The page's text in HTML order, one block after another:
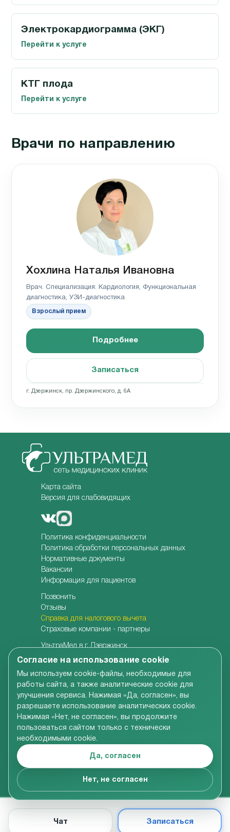
Согласие на использование cookie
Мы используем cookie-файлы, необходимые для
работы сайта, а также аналитические cookie для
улучшения сервиса. Нажимая «Да, согласен», вы
разрешаете использование аналитических cookie.
Нажимая «Нет, не согласен», вы продолжите
пользоваться сайтом только с технически
необходимыми cookie.
Да, согласен
Нет, не согласен
Электрокардиограмма (ЭКГ)
Перейти к услуге
КТГ плода
Перейти к услуге
Врачи по направлению
Хохлина Наталья Ивановна
Врач. Специализация: Кардиология, Функциональная
диагностика, УЗИ-диагностика
Взрослый прием
Подробнее
Записаться
г. Дзержинск, пр. Дзержинского, д. 6А
Карта сайта
Версия для слабовидящих
Политика конфиденциальности
Политика обработки персональных данных
Нормативные документы
Вакансии
Информация для пациентов
Позвонить
Отзывы
Справка для налогового вычета
Страховые компании - партнеры
УльтраМед в г. Дзержинск
УльтраМед в г. Кстово
Центр медицины плода
Центр врачебной косметологии
Семейная стоматология
Детская адаптивная стоматология
Вся информация, размещенная на сайте компании,
ознакомительный характер и не является
публичной офертой в соответствии со ст.437 ГК РФ
© УльтраМед 2002-2024
Чат Записаться